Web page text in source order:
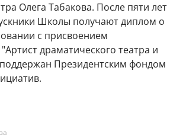
Олега Табакова. После пяти лет
Школы получают диплом о
с присвоением
драматического театра и
Президентским фондом